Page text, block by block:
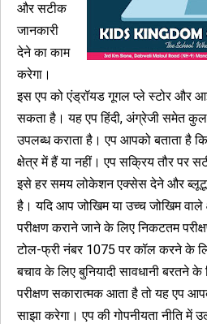
और सटीक
जानकारी
देने का काम
करेगा।
इस एप को एंड्रॉयड गूगल प्ले स्टोर और
सकता है। यह एप हिंदी, अंग्रेजी समेत कुल
उपलब्ध कराता है। एप आपको बताता है
क्षेत्र में हैं या नहीं। एप सक्रिय तौर पर
इसे हर समय लोकेशन एक्सेस देने और
है। यदि आप जोखिम या उच्च जोखिम वाले
परीक्षण कराने जाने के लिए निकटतम
टोल-फ्री नंबर 1075 पर कॉल करने के
बचाव के लिए बुनियादी सावधानी बरतने
परीक्षण सकारात्मक आता है तो यह एप
साझा करेगा। एप की गोपनीयता नीति में